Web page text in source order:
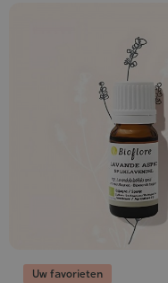
Uw favorieten